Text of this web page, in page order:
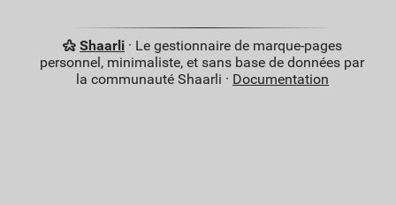
Shaarli· Le gestionnaire de marque-pages
personnel, minimaliste, et sans base de données par
la communauté Shaarli · Documentation